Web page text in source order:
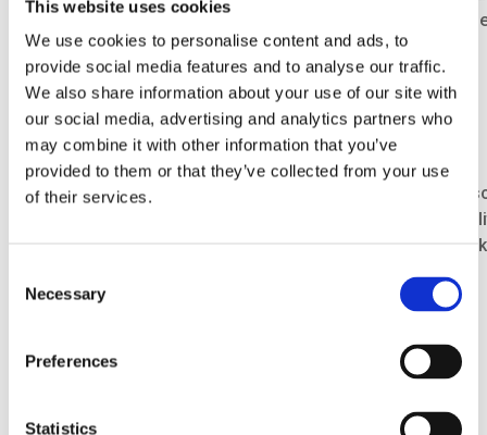
This website uses cookies
We use cookies to personalise content and ads, to
provide social media features and to analyse our traffic.
We also share information about your use of our site with
our social media, advertising and analytics partners who
may combine it with other information that you’ve
provided to them or that they’ve collected from your use
of their services.
Selection
Necessary
Preferences
Statistics
kan alsnog zo snel ontwikkelen dat
digitale certificaten
Opportunities
Dewereldwijde
implementatie van digitale
Minder verstoringen betekent minder
een